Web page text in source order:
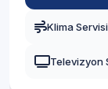
Klima Servisi
Televizyon